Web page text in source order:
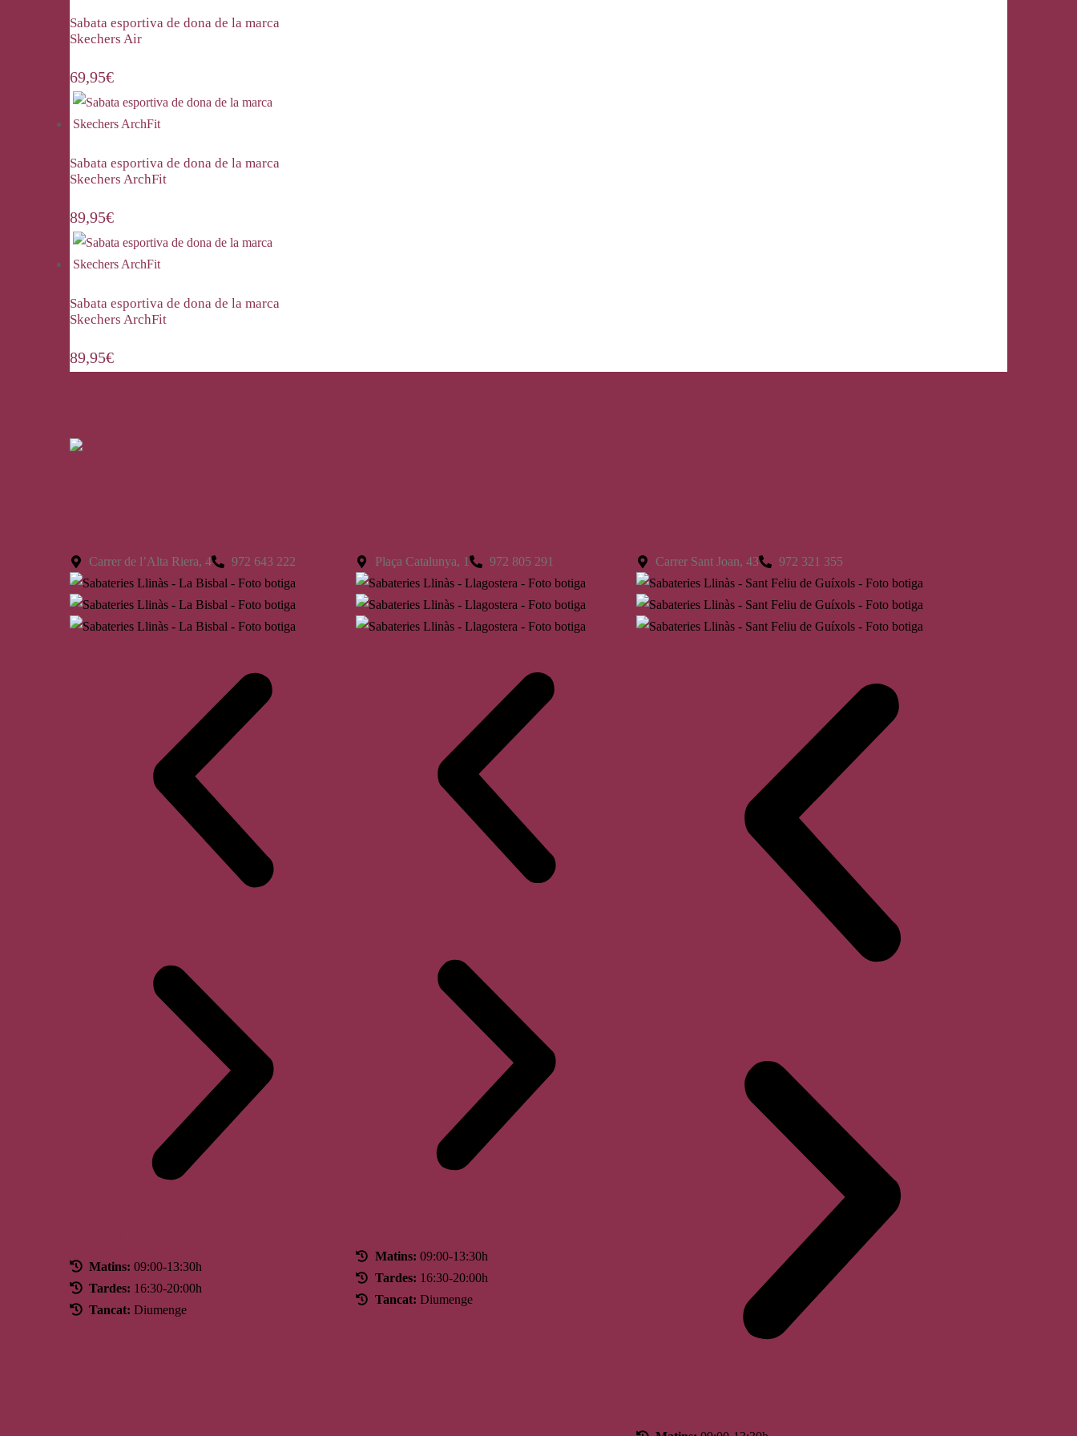
Sabata esportiva de dona de la marca
Skechers Air
69,95€
Sabata esportiva de dona de la marca
Skechers ArchFit
89,95€
Sabata esportiva de dona de la marca
Skechers ArchFit
89,95€
Carrer de l’Alta Riera, 4 972 643 222
Matins: 09:00-13:30h
Tardes: 16:30-20:00h
Tancat: Diumenge
Plaça Catalunya, 1 972 805 291
Matins: 09:00-13:30h
Tardes: 16:30-20:00h
Tancat: Diumenge
Carrer Sant Joan, 43 972 321 355